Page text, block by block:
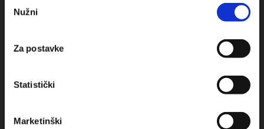
pristanka
Nužni
Za postavke
Statistički
Marketinški
info@baskavoda.hr